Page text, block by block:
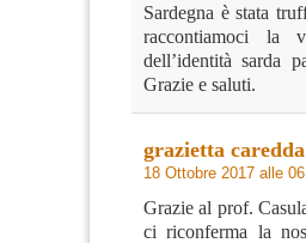
Sardegna è stata
raccontiamoci la
dell’identità sarda
Grazie e saluti.
grazietta caredda
18 Ottobre 2017 alle
Grazie al prof.
ci riconferma la